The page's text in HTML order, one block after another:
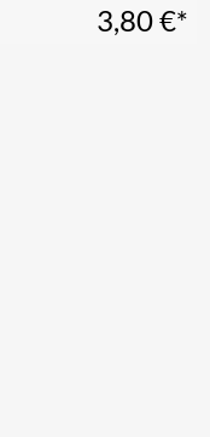
3,80€*